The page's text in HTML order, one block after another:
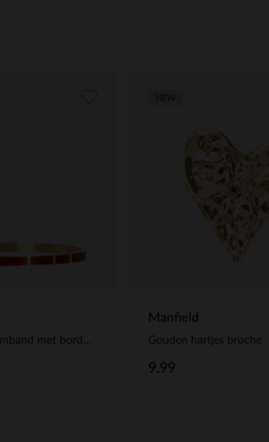
Gouden stalen armband met bordeaux rode details
Manfield
Gouden hartjes broche
9.99